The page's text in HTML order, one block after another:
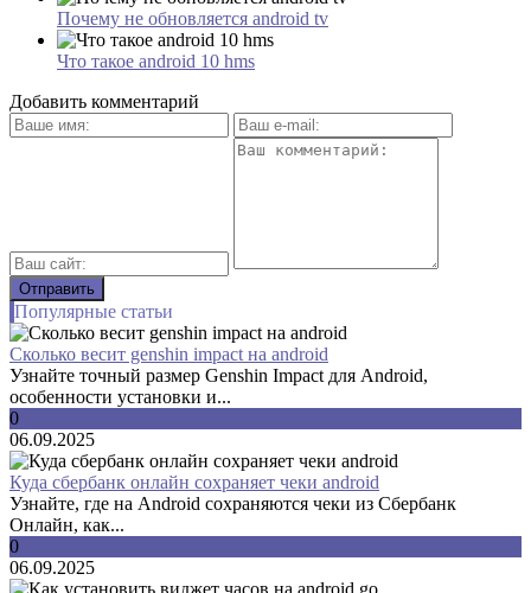
Почему не обновляется android tv
Что такое android 10 hms
Добавить комментарий
Популярные статьи
Сколько весит genshin impact на android
Узнайте точный размер Genshin Impact для Android,
особенности установки и...
0
06.09.2025
Куда сбербанк онлайн сохраняет чеки android
Узнайте, где на Android сохраняются чеки из Сбербанк
Онлайн, как...
0
06.09.2025